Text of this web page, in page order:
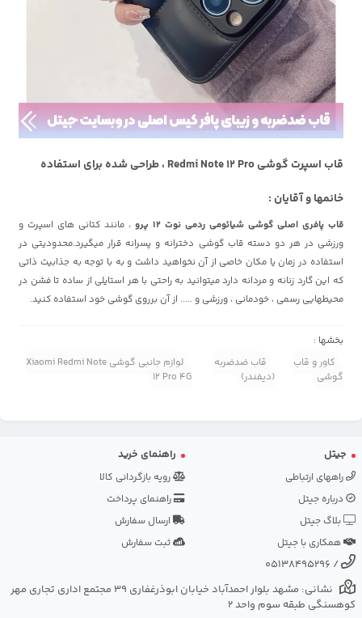
قاب اسپرت گوشی Redmi Note 12 Pro ، طراحی شده برای استفاده
خانمها و آقایان :
قاب پافری اصلی گوشی شیائومی ردمی نوت 12 پرو
، مانند کتانی های اسپرت و
ورزشی در هر دو دسته قاب گوشی دخترانه و پسرانه قرار میگیرد.محدودیتی در
استفاده در زمان یا مکان خاصی از آن نخواهید داشت و به با توجه به جذابیت ذاتی
که این گارد زنانه و مردانه دارد میتوانید به راحتی با هر استایلی از ساده تا فشن در
محیطهایی رسمی ، خودمانی ، ورزشی و ..... از آن برروی گوشی خود استفاده کنید.
بخشها :
کاور و قاب
گوشی
قاب ضدضربه
(دیفندر)
لوازم جانبی گوشی Xiaomi Redmi Note
12 Pro 4G
جیتل
راههای ارتباطی
درباره جیتل
بلاگ جیتل
همکاری با جیتل
راهنمای خرید
رویه بازگردانی کالا
راهنمای پرداخت
ارسال سفارش
ثبت سفارش
/
05138495296
نشانی: مشهد بلوار احمدآباد خیابان ابوذرغفاری 39 مجتمع اداری تجاری مهر
کوهسنگی طبقه سوم واحد 2